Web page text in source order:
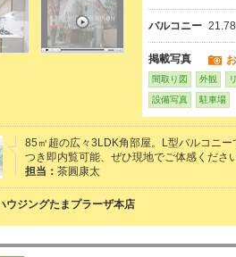
バルコニー
掲載写真
間取り図 外観
設備写真 駐車場
85㎡超の広々3LDK角部屋。L型バルコニ
つき即内覧可能、ぜひ現地でご体感くださ
担当： 茶圓康太
ウジングたまプラーザ本店